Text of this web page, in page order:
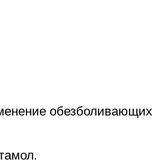
обезболивающих